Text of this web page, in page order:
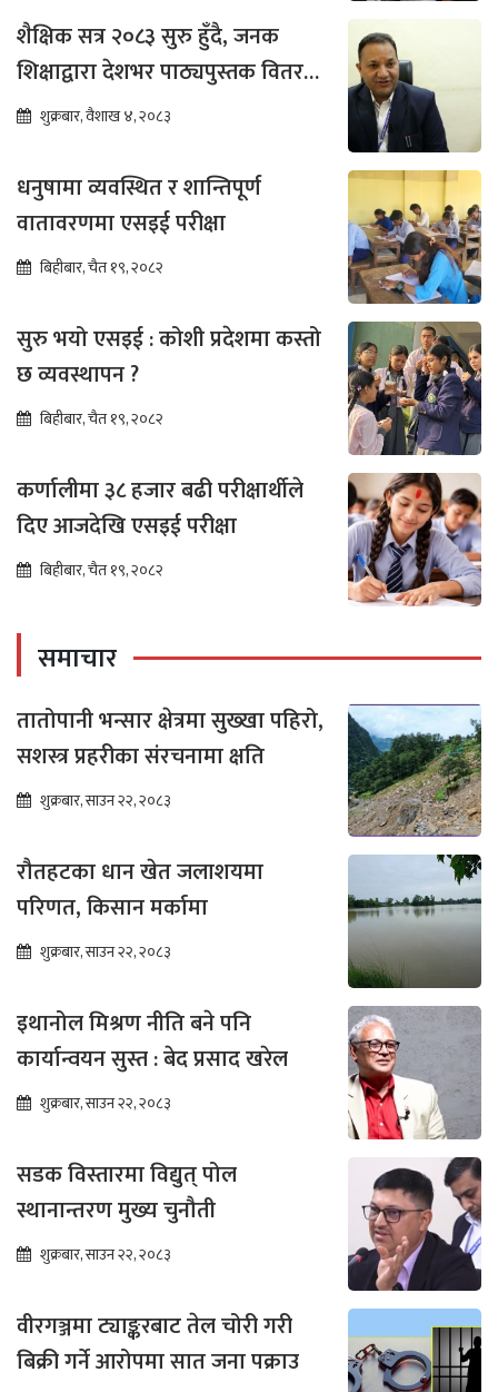
शैक्षिक सत्र २०८३ सुरु हुँदै, जनक
शिक्षाद्वारा देशभर पाठ्यपुस्तक वितरण
तीव्रशुक्रबार, वैशाख ४, २०८३
धनुषामा व्यवस्थित र शान्तिपूर्ण
वातावरणमा एसइई परीक्षा
बिहीबार, चैत १९, २०८२
सुरु भयो एसइई : कोशी प्रदेशमा कस्तो
छ व्यवस्थापन ?
बिहीबार, चैत १९, २०८२
कर्णालीमा ३८ हजार बढी परीक्षार्थीले
दिए आजदेखि एसइई परीक्षा
बिहीबार, चैत १९, २०८२
समाचार
तातोपानी भन्सार क्षेत्रमा सुख्खा पहिरो,
सशस्त्र प्रहरीका संरचनामा क्षति
शुक्रबार, साउन २२, २०८३
रौतहटका धान खेत जलाशयमा
परिणत, किसान मर्कामा
शुक्रबार, साउन २२, २०८३
इथानोल मिश्रण नीति बने पनि
कार्यान्वयन सुस्त : बेद प्रसाद खरेल
शुक्रबार, साउन २२, २०८३
सडक विस्तारमा विद्युत् पोल
स्थानान्तरण मुख्य चुनौती
शुक्रबार, साउन २२, २०८३
वीरगञ्जमा ट्याङ्करबाट तेल चोरी गरी
बिक्री गर्ने आरोपमा सात जना पक्राउ